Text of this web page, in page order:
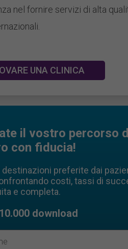
nel fornire servizi di alta
UNA CLINICA
il vostro percorso
con fiducia!
destinazioni preferite dai
costi, tassi di
e completa.
download